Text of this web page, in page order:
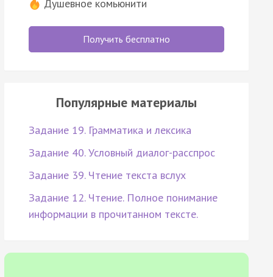
Душевное комьюнити
Получить бесплатно
Популярные материалы
Задание 19. Грамматика и лексика
Задание 40. Условный диалог-расспрос
Задание 39. Чтение текста вслух
Задание 12. Чтение. Полное понимание
информации в прочитанном тексте.